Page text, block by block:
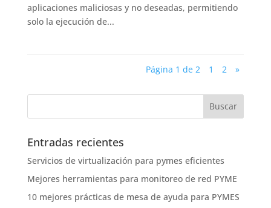
aplicaciones maliciosas y no deseadas, permitiendo
solo la ejecución de...
Página 1 de 2 1 2 »
Entradas recientes
Servicios de virtualización para pymes eficientes
Mejores herramientas para monitoreo de red PYME
10 mejores prácticas de mesa de ayuda para PYMES